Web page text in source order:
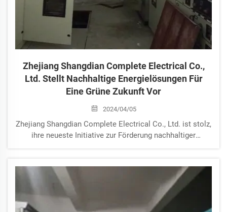
Zhejiang Shangdian Complete Electrical Co.,
Ltd. Stellt Nachhaltige Energielösungen Für
Eine Grüne Zukunft Vor
2024/04/05
Zhejiang Shangdian Complete Electrical Co., Ltd. ist stolz,
ihre neueste Initiative zur Förderung nachhaltiger
vorgestellt, die darauf abzielen, den ökologischen
Fußabdruck zu reduzieren und...